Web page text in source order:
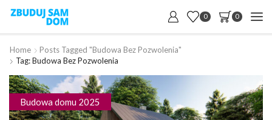
0 0
Home
Posts Tagged "budowa Bez Pozwolenia"
Tag: Budowa Bez Pozwolenia
Budowa domu 2025